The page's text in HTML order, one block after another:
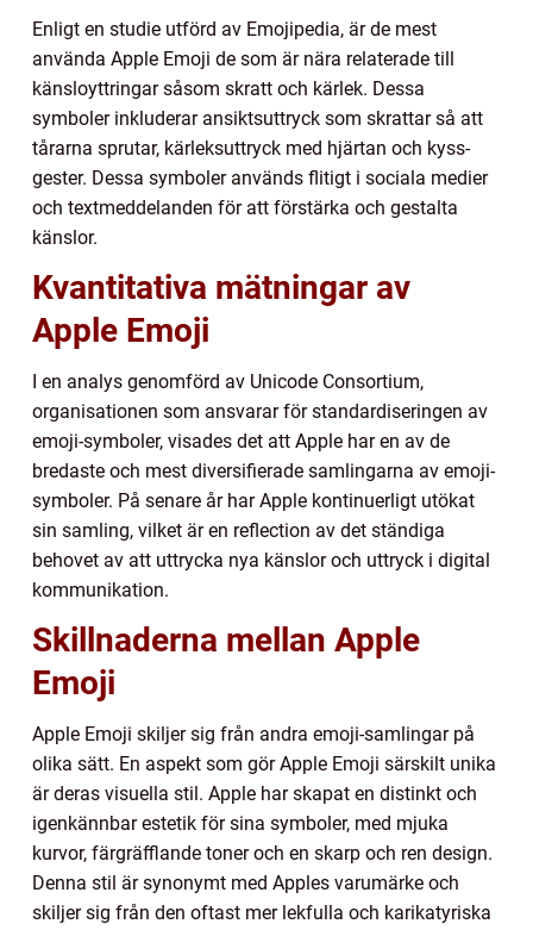
Enligt en studie utförd av Emojipedia, är de mest
använda Apple Emoji de som är nära relaterade till
känsloyttringar såsom skratt och kärlek. Dessa
symboler inkluderar ansiktsuttryck som skrattar så att
tårarna sprutar, kärleksuttryck med hjärtan och kyss-
gester. Dessa symboler används flitigt i sociala medier
och textmeddelanden för att förstärka och gestalta
känslor.
Kvantitativa mätningar av
Apple Emoji
I en analys genomförd av Unicode Consortium,
organisationen som ansvarar för standardiseringen av
emoji-symboler, visades det att Apple har en av de
bredaste och mest diversifierade samlingarna av emoji-
symboler. På senare år har Apple kontinuerligt utökat
sin samling, vilket är en reflection av det ständiga
behovet av att uttrycka nya känslor och uttryck i digital
kommunikation.
Skillnaderna mellan Apple
Emoji
Apple Emoji skiljer sig från andra emoji-samlingar på
olika sätt. En aspekt som gör Apple Emoji särskilt unika
är deras visuella stil. Apple har skapat en distinkt och
igenkännbar estetik för sina symboler, med mjuka
kurvor, färgräfflande toner och en skarp och ren design.
Denna stil är synonymt med Apples varumärke och
skiljer sig från den oftast mer lekfulla och karikatyriska